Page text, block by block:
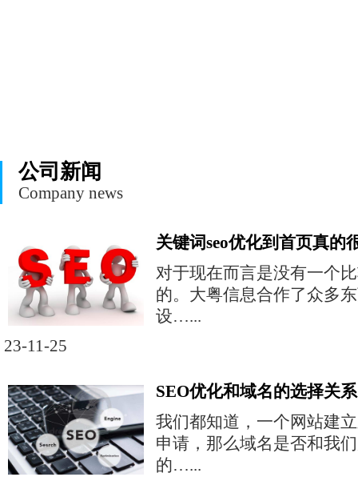
公司新闻
Company news
关键词seo优化到首页真的
对于现在而言是没有一个
的。大粤信息合作了众多
设…...
23-11-25
SEO优化和域名的选择关系
我们都知道，一个网站建
申请，那么域名是否和我
的…...